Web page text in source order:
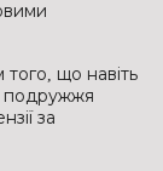
що навіть
подружжя
за